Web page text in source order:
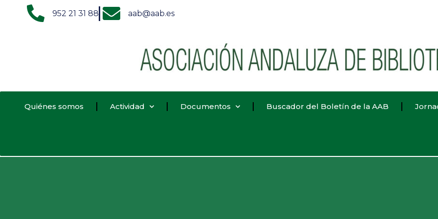
952 21 31 88 aab@aab.es
Quiénes somos Actividad Documentos Buscador del Boletín de la AAB